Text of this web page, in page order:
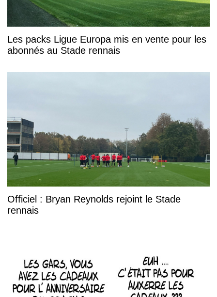
Les packs Ligue Europa mis en vente pour les
abonnés au Stade rennais
Officiel : Bryan Reynolds rejoint le Stade
rennais